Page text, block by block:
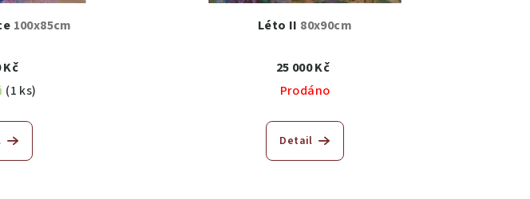
100x85cm
Kč
(1 ks)
Léto II 80x90cm
25 000 Kč
Prodáno
Detail